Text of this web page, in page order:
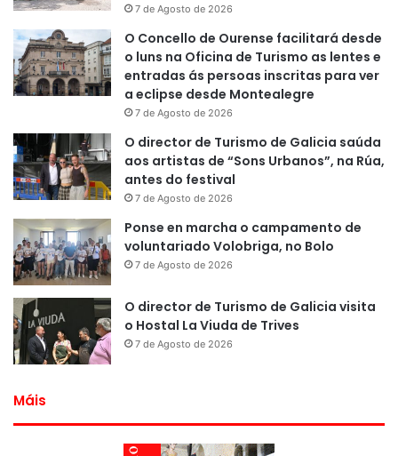
7 de Agosto de 2026
O Concello de Ourense facilitará desde
o luns na Oficina de Turismo as lentes e
entradas ás persoas inscritas para ver
a eclipse desde Montealegre
7 de Agosto de 2026
O director de Turismo de Galicia saúda
aos artistas de “Sons Urbanos”, na Rúa,
antes do festival
7 de Agosto de 2026
Ponse en marcha o campamento de
voluntariado Volobriga, no Bolo
7 de Agosto de 2026
O director de Turismo de Galicia visita
o Hostal La Viuda de Trives
7 de Agosto de 2026
Máis